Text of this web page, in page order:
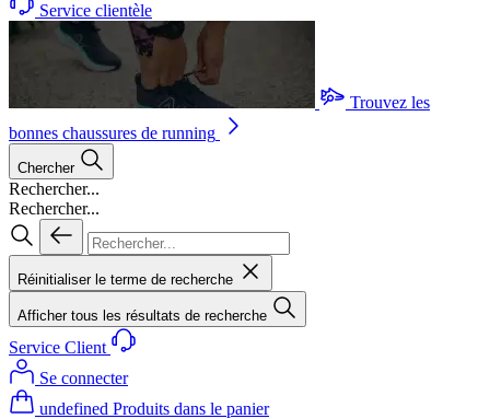
Service clientèle
Trouvez les
bonnes chaussures de running
Chercher
Rechercher...
Rechercher...
Réinitialiser le terme de recherche
Afficher tous les résultats de recherche
Service Client
Se connecter
undefined Produits dans le panier